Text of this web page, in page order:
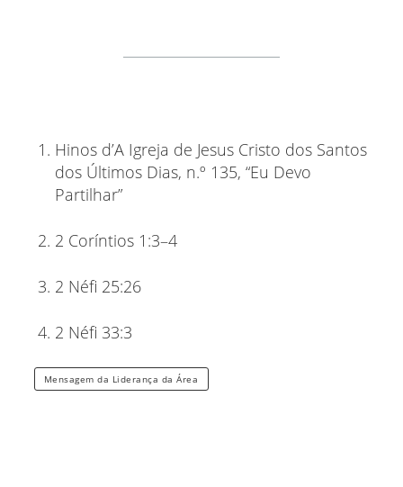
Hinos d’A Igreja de Jesus Cristo dos Santos
dos Últimos Dias, n.º 135, “Eu Devo
Partilhar”
2 Coríntios 1:3–4
2 Néfi 25:26
2 Néfi 33:3
Mensagem da Liderança da Área